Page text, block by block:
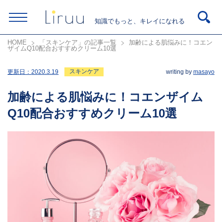
知識でもっと、キレイになれる
HOME 「スキンケア」の記事一覧
加齢による肌悩みに！コエン
ザイムQ10配合おすすめクリーム10選
更新日：2020.3.19 スキンケア writing by masayo
加齢による肌悩みに！コエンザイム
Q10配合おすすめクリーム10選